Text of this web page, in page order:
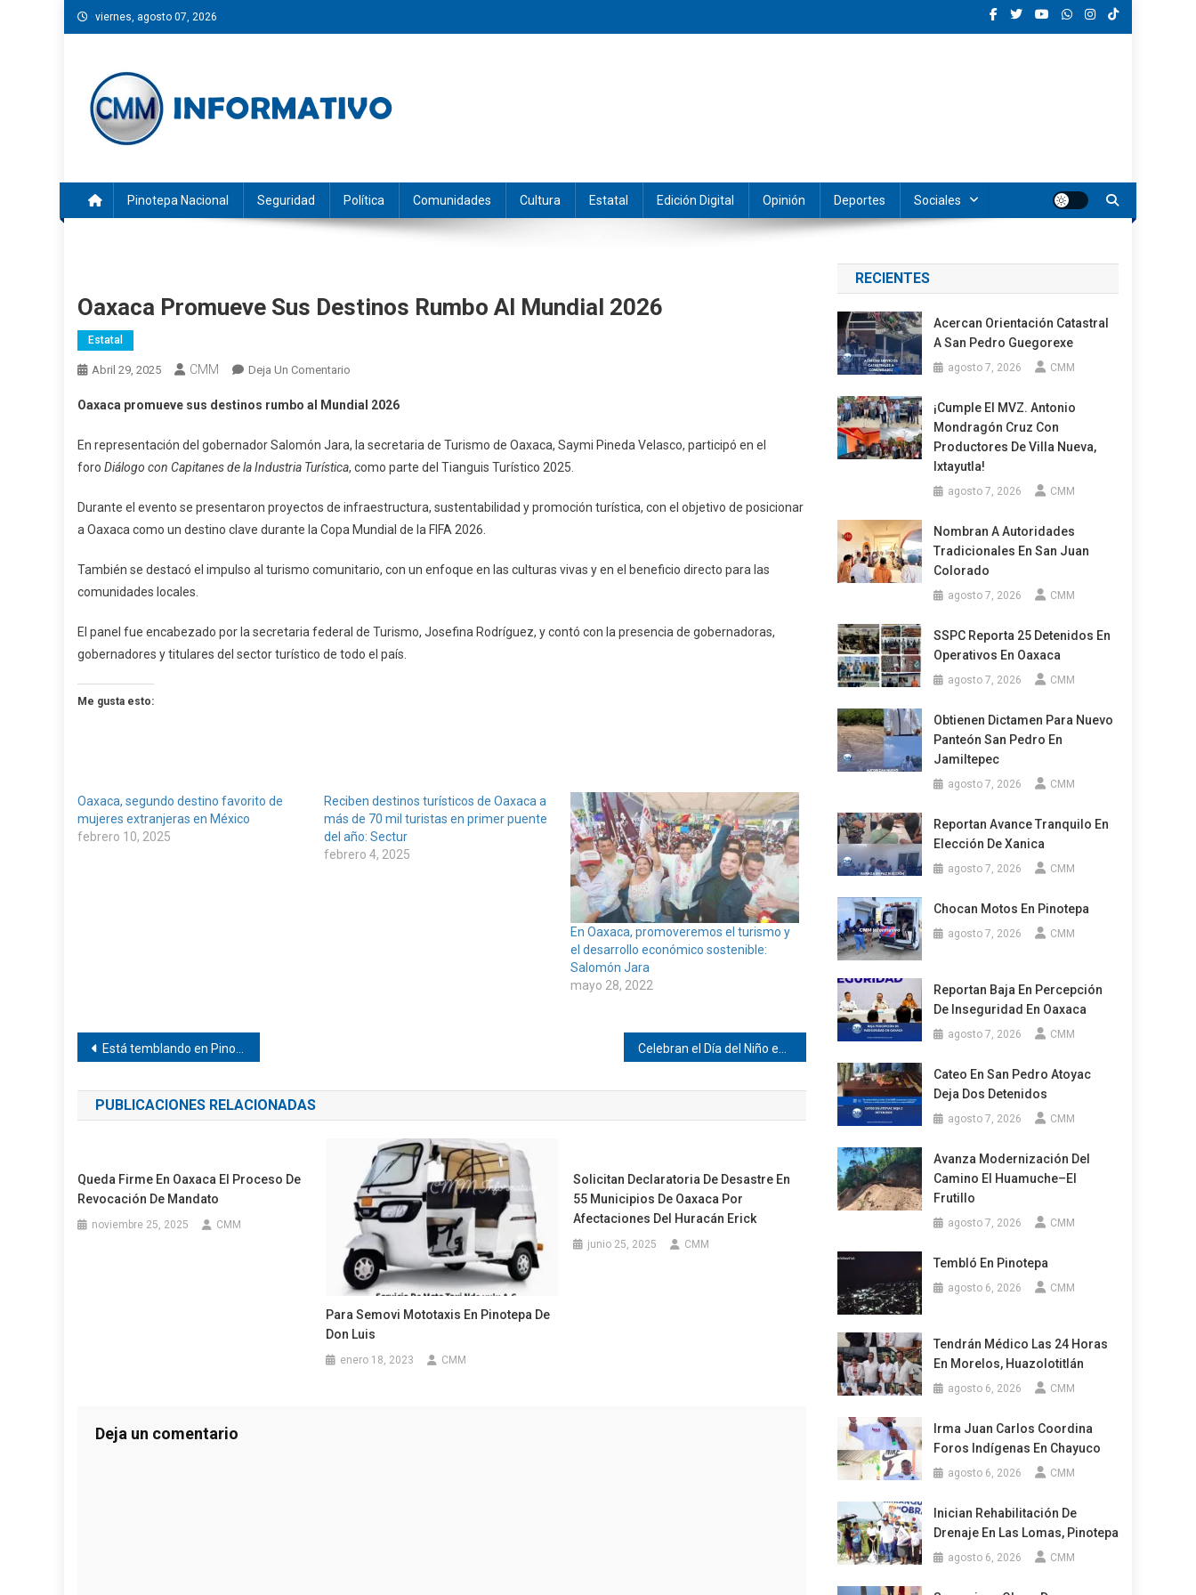
Saltar
al
viernes, agosto 07, 2026
Pinotepa Nacional Seguridad Política Comunidades Cultura Estatal Edición Digital Opinión Deportes Sociales
Oaxaca Promueve Sus Destinos Rumbo Al Mundial 2026
Estatal
Abril 29, 2025 CMM Deja Un Comentario
Promueve
Destinos
Rumbo
Mundial
2026
Oaxaca promueve sus destinos rumbo al Mundial 2026
En representación del gobernador Salomón Jara, la secretaria de Turismo de Oaxaca, Saymi Pineda Velasco, participó en el
foro Diálogo con Capitanes de la Industria Turística, como parte del Tianguis Turístico 2025.
Durante el evento se presentaron proyectos de infraestructura, sustentabilidad y promoción turística, con el objetivo de posicionar
a Oaxaca como un destino clave durante la Copa Mundial de la FIFA 2026.
También se destacó el impulso al turismo comunitario, con un enfoque en las culturas vivas y en el beneficio directo para las
comunidades locales.
El panel fue encabezado por la secretaria federal de Turismo, Josefina Rodríguez, y contó con la presencia de gobernadoras,
gobernadores y titulares del sector turístico de todo el país.
Me gusta esto:
Oaxaca, segundo destino favorito de
mujeres extranjeras en México
febrero 10, 2025
Reciben destinos turísticos de Oaxaca a
más de 70 mil turistas en primer puente
del año: Sectur
febrero 4, 2025
En Oaxaca, promoveremos el turismo y
el desarrollo económico sostenible:
Salomón Jara
mayo 28, 2022
Navegación
de
entradas
Está temblando en Pinotepa
PUBLICACIONES RELACIONADAS
Queda Firme En Oaxaca El Proceso De
Revocación De Mandato
noviembre 25, 2025 CMM
Para Semovi Mototaxis En Pinotepa De
Don Luis
enero 18, 2023 CMM
Solicitan Declaratoria De Desastre En
55 Municipios De Oaxaca Por
Afectaciones Del Huracán Erick
junio 25, 2025 CMM
Deja un comentario
RECIENTES
Acercan Orientación Catastral
A San Pedro Guegorexe
agosto 7, 2026 CMM
¡Cumple El MVZ. Antonio
Mondragón Cruz Con
Productores De Villa Nueva,
Ixtayutla!
agosto 7, 2026 CMM
Nombran A Autoridades
Tradicionales En San Juan
Colorado
agosto 7, 2026 CMM
SSPC Reporta 25 Detenidos En
Operativos En Oaxaca
agosto 7, 2026 CMM
Obtienen Dictamen Para Nuevo
Panteón San Pedro En
Jamiltepec
agosto 7, 2026 CMM
Reportan Avance Tranquilo En
Elección De Xanica
agosto 7, 2026 CMM
Chocan Motos En Pinotepa
agosto 7, 2026 CMM
Reportan Baja En Percepción
De Inseguridad En Oaxaca
agosto 7, 2026 CMM
Cateo En San Pedro Atoyac
Deja Dos Detenidos
agosto 7, 2026 CMM
Avanza Modernización Del
Camino El Huamuche–El
Frutillo
agosto 7, 2026 CMM
Tembló En Pinotepa
agosto 6, 2026 CMM
Tendrán Médico Las 24 Horas
En Morelos, Huazolotitlán
agosto 6, 2026 CMM
Irma Juan Carlos Coordina
Foros Indígenas En Chayuco
agosto 6, 2026 CMM
Inician Rehabilitación De
Drenaje En Las Lomas, Pinotepa
agosto 6, 2026 CMM